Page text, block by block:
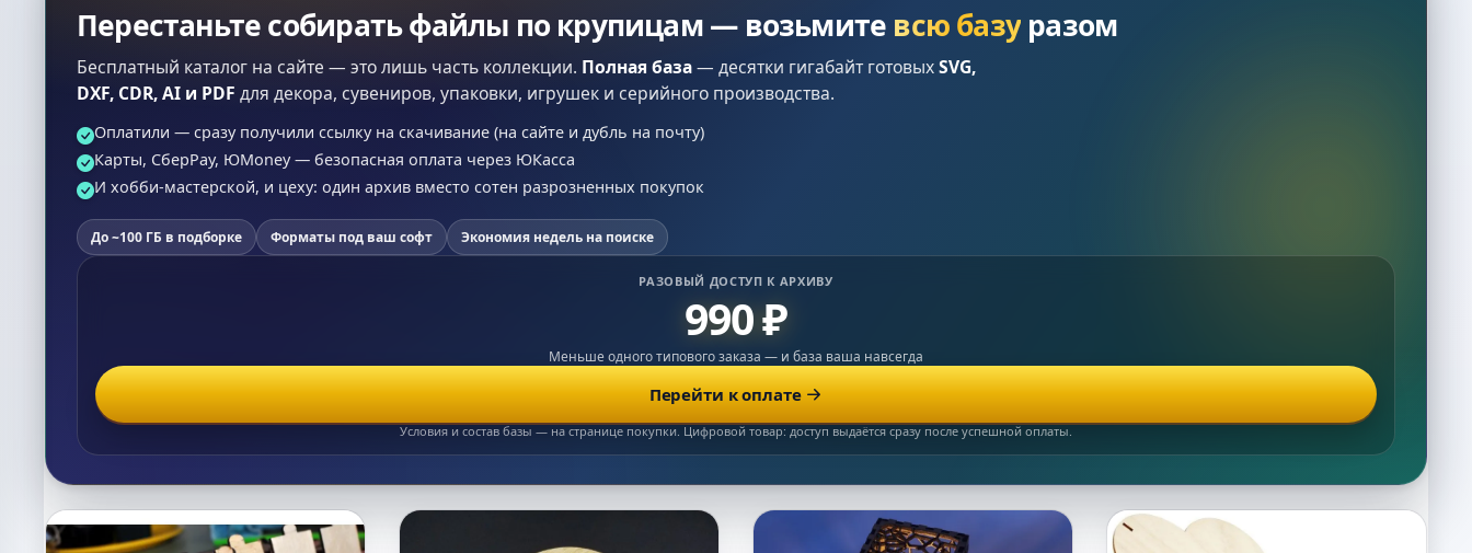
Перестаньте собирать файлы по крупицам — возьмите всю базу разом
Бесплатный каталог на сайте — это лишь часть коллекции. Полная база— десятки гигабайт готовыхSVG,
DXF, CDR, AI и PDF для декора, сувениров, упаковки, игрушек и серийного производства.
Оплатили — сразу получили ссылку на скачивание (на сайте и дубль на почту)
Карты, СберPay, ЮMoney — безопасная оплата через ЮКасса
И хобби-мастерской, и цеху: один архив вместо сотен разрозненных покупок
До ~100 ГБ в подборке Форматы под ваш софт Экономия недель на поиске
РАЗОВЫЙ ДОСТУП К АРХИВУ
990 ₽
Меньше одного типового заказа — и база ваша навсегда
Перейти к оплате
Условия и состав базы — на странице покупки. Цифровой товар: доступ выдаётся сразу после успешной оплаты.
Список макетов